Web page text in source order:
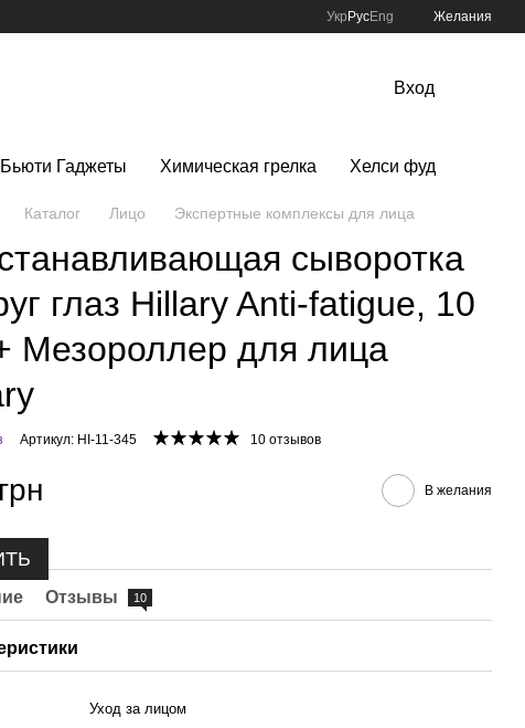
Укр РусEng Желания
Вход
Бьюти Гаджеты Химическая грелка Хелси фуд
Каталог Лицо Экспертные комплексы для лица
сыворотка
глаз Hillary Anti-fatigue, 10
Мезороллер для лица
Артикул: HI-11-345 10 отзывов
В желания
Отзывы 10
Уход за лицом